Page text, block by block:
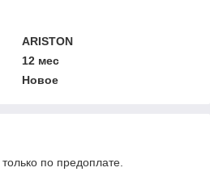
ARISTON
12 мес
Новое
по предоплате.